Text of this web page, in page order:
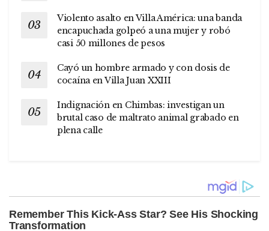
Violento asalto en Villa América: una banda
encapuchada golpeó a una mujer y robó
casi 50 millones de pesos
Cayó un hombre armado y con dosis de
cocaína en Villa Juan XXIII
Indignación en Chimbas: investigan un
brutal caso de maltrato animal grabado en
plena calle